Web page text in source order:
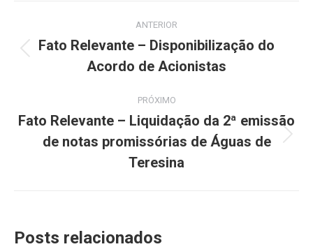
de
ANTERIOR
Post
anterior:
Fato Relevante – Disponibilização do
Acordo de Acionistas
PRÓXIMO
Próximo
post:
Fato Relevante – Liquidação da 2ª emissão
de notas promissórias de Águas de
Teresina
Posts relacionados